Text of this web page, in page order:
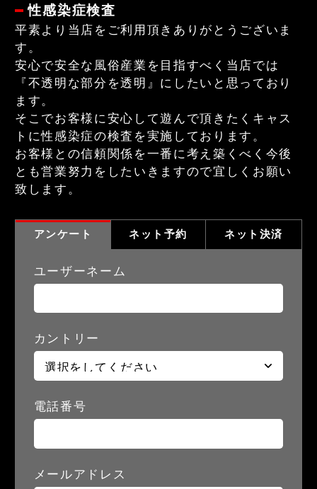
性感染症検査
平素より当店をご利用頂きありがとうございま
す。
安心で安全な風俗産業を目指すべく当店では
『不透明な部分を透明』にしたいと思っており
ます。
そこでお客様に安心して遊んで頂きたくキャス
トに性感染症の検査を実施しております。
お客様との信頼関係を一番に考え築くべく今後
とも営業努力をしたいきますので宜しくお願い
致します。
アンケート ネット予約 ネット決済
ユーザーネーム
カントリー
電話番号
メールアドレス